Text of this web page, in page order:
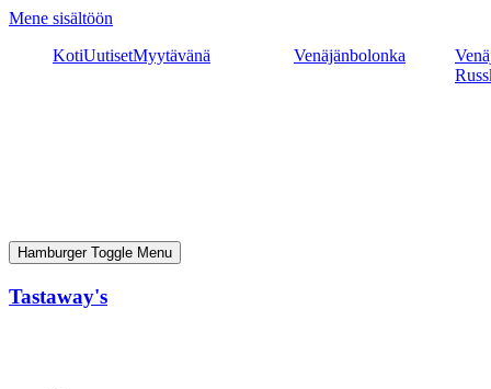
Mene sisältöön
KotiUutisetMyytävänä Venäjänbolonka
Hamburger Toggle Menu
Tastaway's